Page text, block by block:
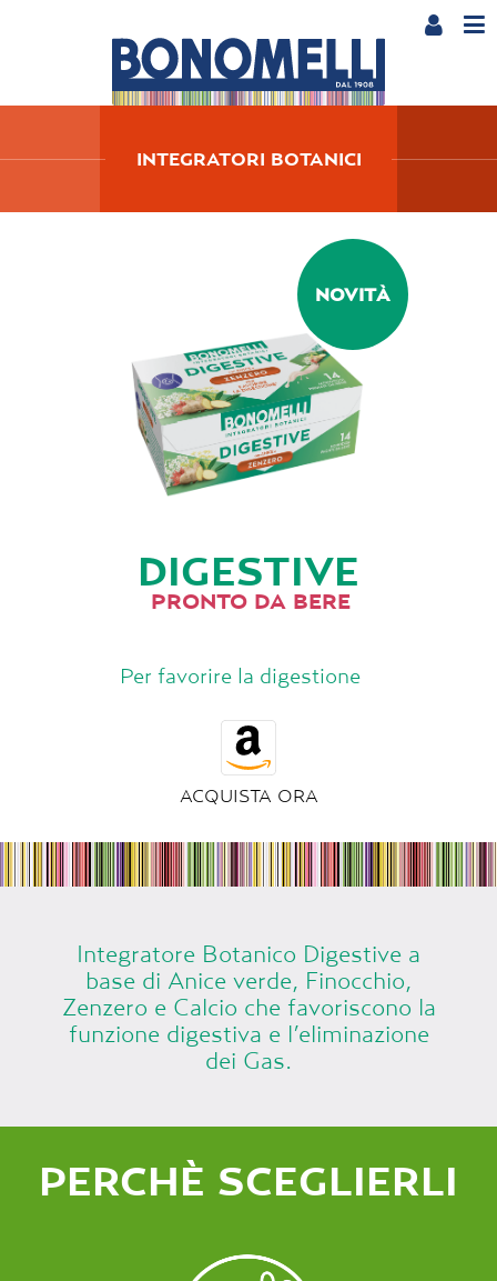
INTEGRATORI BOTANICI
NOVITÀ
DIGESTIVE
PRONTO DA BERE
Per favorire la digestione
ACQUISTA ORA
Integratore Botanico Digestive a
base di Anice verde, Finocchio,
Zenzero e Calcio che favoriscono la
funzione digestiva e l’eliminazione
dei Gas.
PERCHÈ SCEGLIERLI